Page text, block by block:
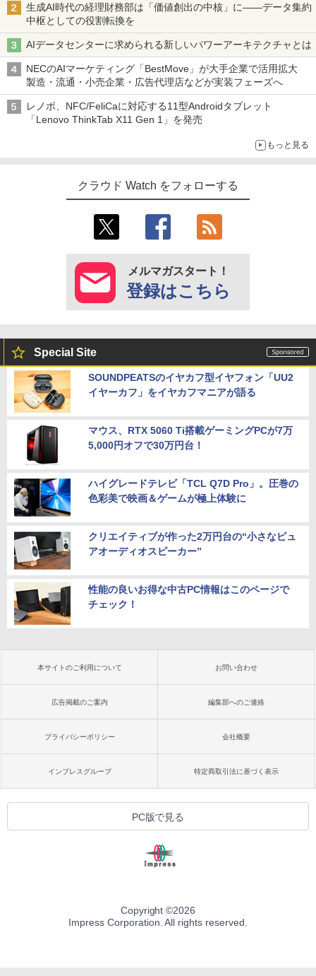
生成AI時代の経理財務部は「価値創出の中核」に――データ集約
中枢としての役割転換を
AIデータセンターに求められる新しいパワーアーキテクチャとは
NECのAIマーケティング「BestMove」が大手企業で活用拡大
製造・流通・小売企業・広告代理店などが実装フェーズへ
レノボ、NFC/FeliCaに対応する11型Androidタブレット
「Lenovo ThinkTab X11 Gen 1」を発売
もっと見る
クラウド Watch をフォローする
メルマガスタート！
登録はこちら
Special Site
SOUNDPEATSのイヤカフ型イヤフォン「UU2
イヤーカフ」をイヤカフマニアが語る
マウス、RTX 5060 Ti搭載ゲーミングPCが7万
5,000円オフで30万円台！
ハイグレードテレビ「TCL Q7D Pro」。圧巻の
色彩美で映画＆ゲームが極上体験に
クリエイティブが作った2万円台の“小さなピュ
アオーディオスピーカー”
性能の良いお得な中古PC情報はこのページで
チェック！
本サイトのご利用について お問い合わせ
広告掲載のご案内 編集部へのご連絡
プライバシーポリシー 会社概要
インプレスグループ 特定商取引法に基づく表示
PC版で見る
Copyright ©2026
Impress Corporation. All rights reserved.